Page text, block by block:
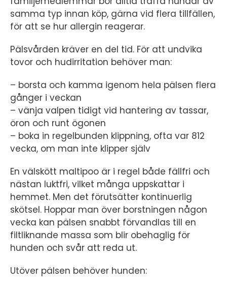
samma typ innan köp, gärna vid flera tillfällen,
för att se hur allergin reagerar.
Pälsvården kräver en del tid. För att undvika
tovor och hudirritation behöver man:
– borsta och kamma igenom hela pälsen flera
gånger i veckan
– vänja valpen tidigt vid hantering av tassar,
öron och runt ögonen
– boka in regelbunden klippning, ofta var 812
vecka, om man inte klipper själv
En välskött maltipoo är i regel både fällfri och
nästan luktfri, vilket många uppskattar i
hemmet. Men det förutsätter kontinuerlig
skötsel. Hoppar man över borstningen någon
vecka kan pälsen snabbt förvandlas till en
filtliknande massa som blir obehaglig för
hunden och svår att reda ut.
Utöver pälsen behöver hunden: